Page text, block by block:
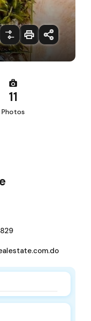
11
Photos